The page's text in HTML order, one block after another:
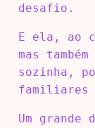
desafio.
E ela, ao
mas
sozinha,
familiares
Um